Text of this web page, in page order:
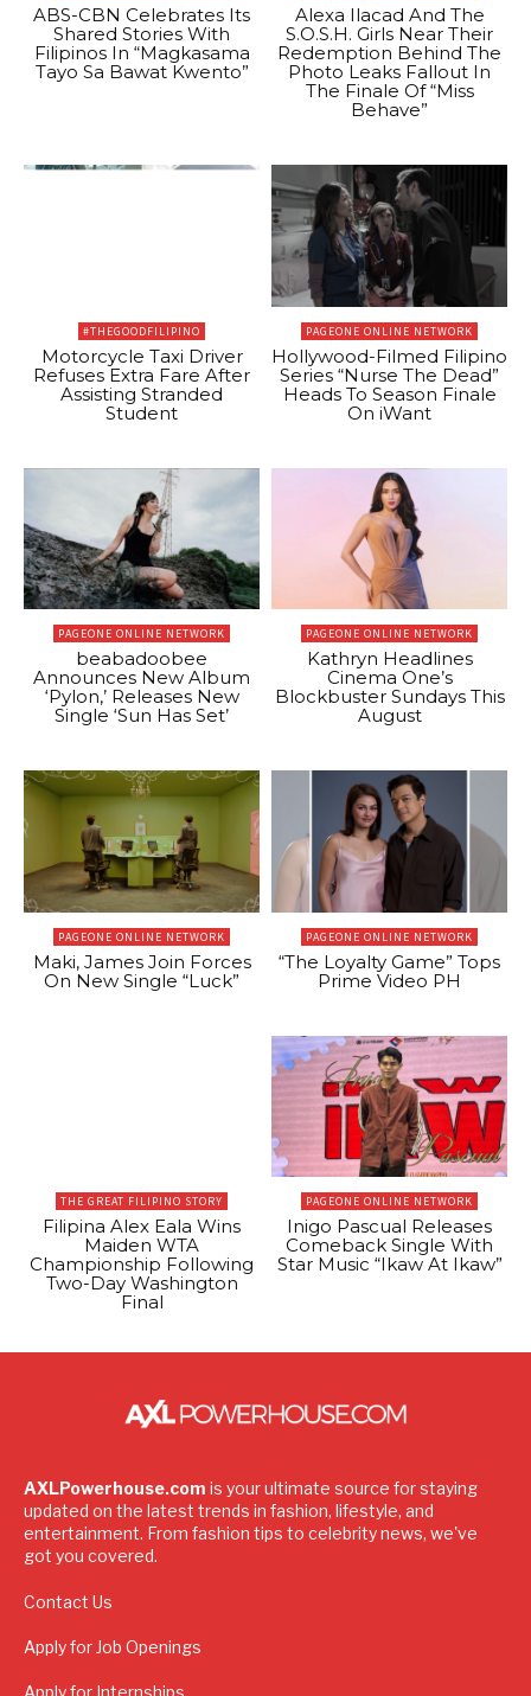
ABS-CBN Celebrates Its
Shared Stories With
Filipinos In “Magkasama
Tayo Sa Bawat Kwento”
Alexa Ilacad And The
S.O.S.H. Girls Near Their
Redemption Behind The
Photo Leaks Fallout In
The Finale Of “Miss
Behave”
#THEGOODFILIPINO
Motorcycle Taxi Driver
Refuses Extra Fare After
Assisting Stranded
Student
PAGEONE ONLINE NETWORK
Hollywood-Filmed Filipino
Series “Nurse The Dead”
Heads To Season Finale
On iWant
PAGEONE ONLINE NETWORK
beabadoobee
Announces New Album
‘Pylon,’ Releases New
Single ‘Sun Has Set’
PAGEONE ONLINE NETWORK
Kathryn Headlines
Cinema One’s
Blockbuster Sundays This
August
PAGEONE ONLINE NETWORK
Maki, James Join Forces
On New Single “Luck”
PAGEONE ONLINE NETWORK
“The Loyalty Game” Tops
Prime Video PH
THE GREAT FILIPINO STORY
Filipina Alex Eala Wins
Maiden WTA
Championship Following
Two-Day Washington
Final
PAGEONE ONLINE NETWORK
Inigo Pascual Releases
Comeback Single With
Star Music “Ikaw At Ikaw”
AXLPowerhouse.com is your ultimate source for staying
updated on the latest trends in fashion, lifestyle, and
entertainment. From fashion tips to celebrity news, we've
got you covered.
Contact Us
Apply for Job Openings
Apply for Internships